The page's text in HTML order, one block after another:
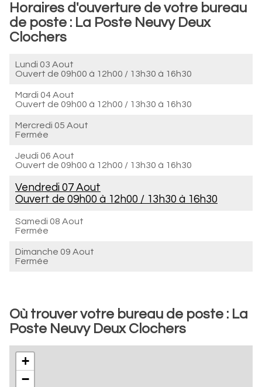
Horaires d'ouverture de votre bureau
de poste : La Poste Neuvy Deux
Clochers
Lundi 03 Aout
Ouvert de 09h00 à 12h00 / 13h30 à 16h30
Mardi 04 Aout
Ouvert de 09h00 à 12h00 / 13h30 à 16h30
Mercredi 05 Aout
Fermée
Jeudi 06 Aout
Ouvert de 09h00 à 12h00 / 13h30 à 16h30
Vendredi 07 Aout
Ouvert de 09h00 à 12h00 / 13h30 à 16h30
Samedi 08 Aout
Fermée
Dimanche 09 Aout
Fermée
Où trouver votre bureau de poste : La
Poste Neuvy Deux Clochers
+
−